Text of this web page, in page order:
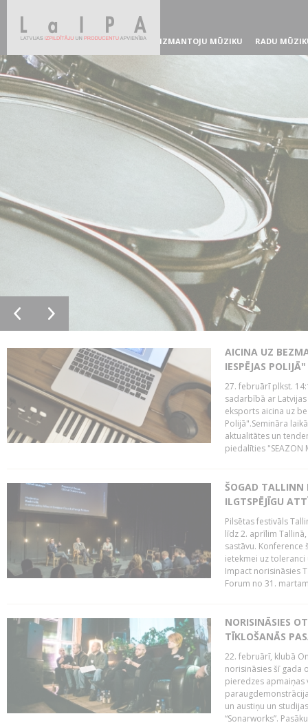
IZMANTOJU MŪZIKU RADU
AICINA UZ
IESPĒJAS POLIJĀ"
27. februārī plkst.
sadarbībā ar
eksports aicina uz
Polijā".Semināra
aktualitātes un
piedalīties "SEAZON
ŠOGAD TALLINN
ILGTSPĒJĪGU
Pilsētas festivāls
līdz 2. aprīlim
sastāvu.
ietekmei uz
Impact norisināsies
Forum no 31.
NORISINĀSIES
TĪKLOŠANĀS
22. februārī, klubā
norisināsies šī gada
pieredzes apmaiņas
un austiņu un
“Sonarworks”.